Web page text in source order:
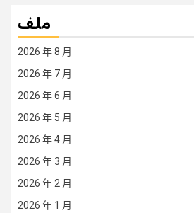
ملف
2026 年 8 月
2026 年 7 月
2026 年 6 月
2026 年 5 月
2026 年 4 月
2026 年 3 月
2026 年 2 月
2026 年 1 月